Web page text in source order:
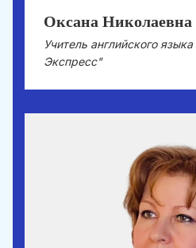
Оксана
Учитель английского
Экспресс"